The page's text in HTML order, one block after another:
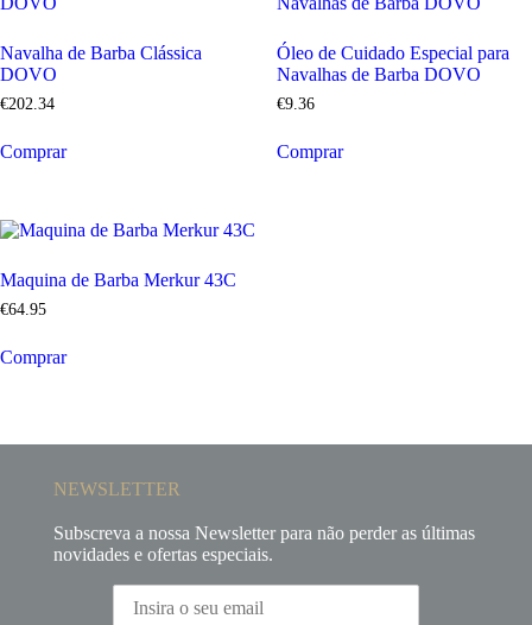
Navalha de Barba Clássica
DOVO
€202.34
Comprar
Óleo de Cuidado Especial para
Navalhas de Barba DOVO
€9.36
Comprar
Maquina de Barba Merkur 43C
€64 95
Comprar
NEWSLETTER
Subscreva a nossa Newsletter para não perder as últimas
novidades e ofertas especiais.